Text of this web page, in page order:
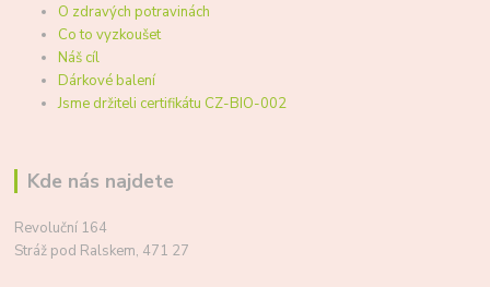
O zdravých potravinách
Co to vyzkoušet
Náš cíl
Dárkové balení
Jsme držiteli certifikátu CZ-BIO-002
Kde nás najdete
Revoluční 164
Stráž pod Ralskem, 471 27